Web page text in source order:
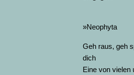
»Neophyta
Geh raus, geh
dich
Eine von vielen